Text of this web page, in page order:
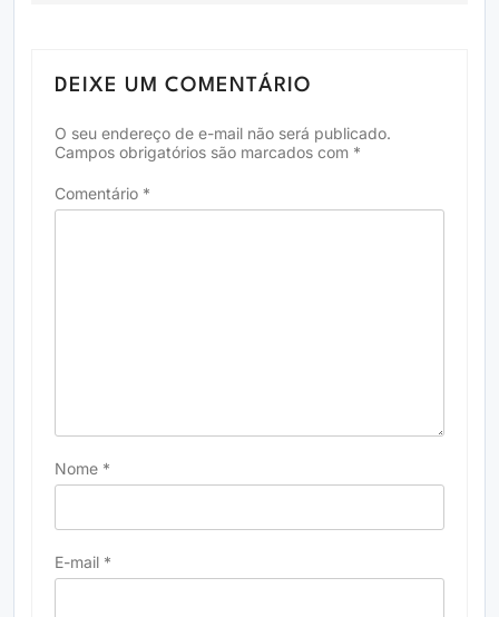
DEIXE UM COMENTÁRIO
O seu endereço de e-mail não será publicado.
Campos obrigatórios são marcados com *
Comentário *
Nome *
E-mail *